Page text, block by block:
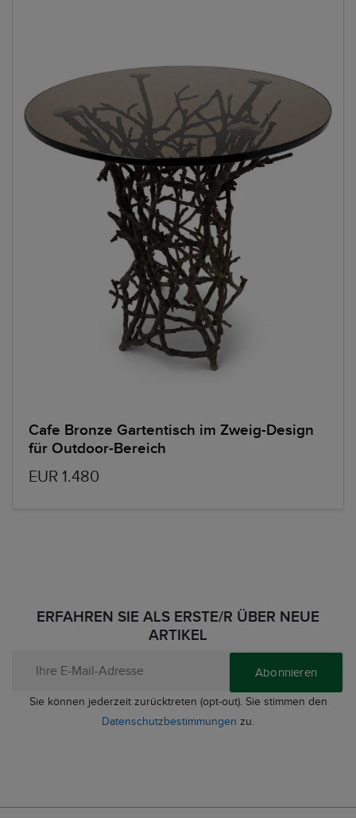
Cafe Bronze Gartentisch im Zweig-Design
für Outdoor-Bereich
EUR 1.480
ERFAHREN SIE ALS ERSTE/R ÜBER NEUE
ARTIKEL
Abonnieren
Sie können jederzeit zurücktreten (opt-out). Sie stimmen den
Datenschutzbestimmungen zu.